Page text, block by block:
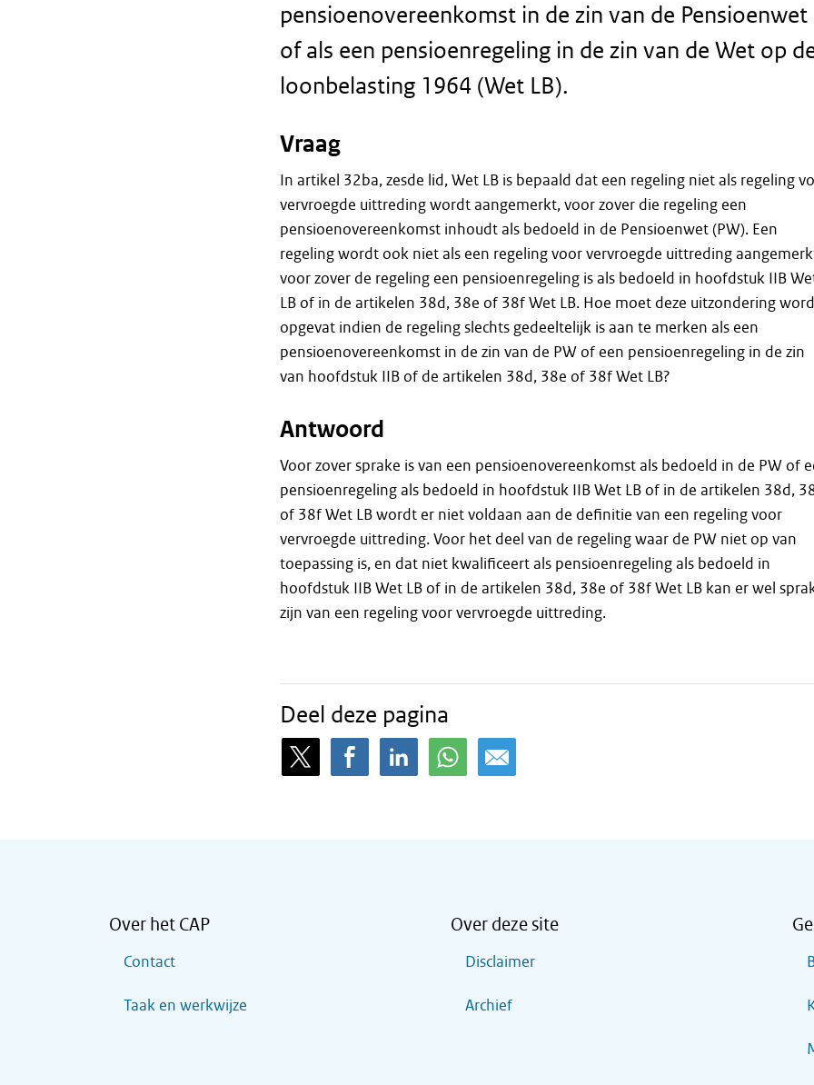
pensioenovereenkomst in de zin van de Pensioenwet
of als een pensioenregeling in de zin van de Wet op
loonbelasting 1964 (Wet LB).
Vraag
In artikel 32ba, zesde lid, Wet LB is bepaald dat een regeling niet als regeling
vervroegde uittreding wordt aangemerkt, voor zover die regeling een
pensioenovereenkomst inhoudt als bedoeld in de Pensioenwet (PW). Een
regeling wordt ook niet als een regeling voor vervroegde uittreding
voor zover de regeling een pensioenregeling is als bedoeld in hoofdstuk IIB
LB of in de artikelen 38d, 38e of 38f Wet LB. Hoe moet deze uitzondering
opgevat indien de regeling slechts gedeeltelijk is aan te merken als een
pensioenovereenkomst in de zin van de PW of een pensioenregeling in de zin
van hoofdstuk IIB of de artikelen 38d, 38e of 38f Wet LB?
Antwoord
Voor zover sprake is van een pensioenovereenkomst als bedoeld in de PW of
pensioenregeling als bedoeld in hoofdstuk IIB Wet LB of in de artikelen 38d,
of 38f Wet LB wordt er niet voldaan aan de definitie van een regeling voor
vervroegde uittreding. Voor het deel van de regeling waar de PW niet op van
toepassing is, en dat niet kwalificeert als pensioenregeling als bedoeld in
hoofdstuk IIB Wet LB of in de artikelen 38d, 38e of 38f Wet LB kan er wel
zijn van een regeling voor vervroegde uittreding.
Deel deze pagina
Over het CAP
Contact
Taak en werkwijze
Over deze site
Disclaimer
Archief